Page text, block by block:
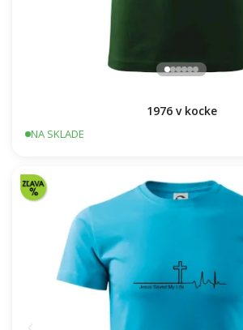
1976 v kocke
NA SKLADE